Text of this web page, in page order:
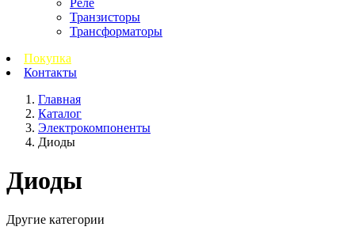
Реле
Транзисторы
Трансформаторы
Покупка
Контакты
Главная
Каталог
Электрокомпоненты
Диоды
Диоды
Другие категории